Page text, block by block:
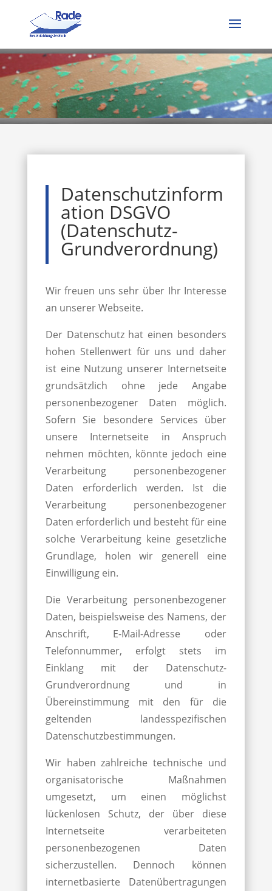
Datenschutzinform
ation DSGVO
(Datenschutz-
Grundverordnung)
Wir freuen uns sehr über Ihr Interesse
an unserer Webseite.
Der Datenschutz hat einen besonders
hohen Stellenwert für uns und daher
ist eine Nutzung unserer Internetseite
grundsätzlich ohne jede Angabe
personenbezogener Daten möglich.
Sofern Sie besondere Services über
unsere Internetseite in Anspruch
nehmen möchten, könnte jedoch eine
Verarbeitung personenbezogener
Daten erforderlich werden. Ist die
Verarbeitung personenbezogener
Daten erforderlich und besteht für eine
solche Verarbeitung keine gesetzliche
Grundlage, holen wir generell eine
Einwilligung ein.
Die Verarbeitung personenbezogener
Daten, beispielsweise des Namens, der
Anschrift, E-Mail-Adresse oder
Telefonnummer, erfolgt stets im
Einklang mit der Datenschutz-
Grundverordnung und in
Übereinstimmung mit den für die
geltenden landesspezifischen
Datenschutzbestimmungen.
Wir haben zahlreiche technische und
organisatorische Maßnahmen
umgesetzt, um einen möglichst
lückenlosen Schutz, der über diese
Internetseite verarbeiteten
personenbezogenen Daten
sicherzustellen. Dennoch können
internetbasierte Datenübertragungen